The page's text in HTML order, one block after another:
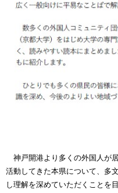
神戸開港より多くの外国人が
活動してきた本県について、多
し理解を深めていただくことを